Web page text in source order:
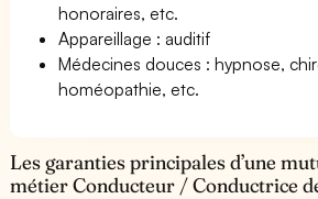
honoraires, etc.
Appareillage : auditif
Médecines douces : hypnose,
homéopathie, etc.
Les garanties principales d’une
métier Conducteur / Conductrice